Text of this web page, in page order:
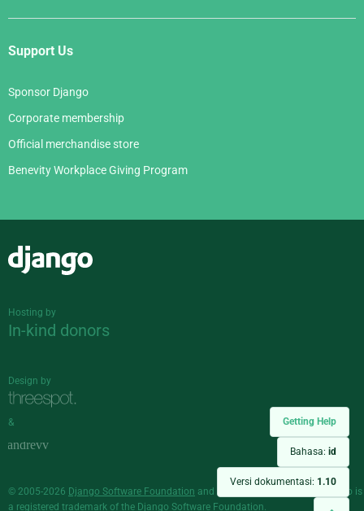
Getting Help
Bahasa: id
Versi dokumentasi: 1.10
Support Us
Sponsor Django
Corporate membership
Official merchandise store
Benevity Workplace Giving Program
Hosting by
In-kind donors
Design by
&
© 2005-2026 Django Software Foundation and individual contributors. Django is
a registered trademark of the Django Software Foundation.